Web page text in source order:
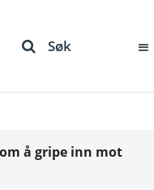
Søk
å gripe inn mot